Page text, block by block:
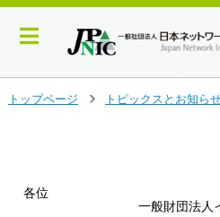
トップページ
トピックスとお知ら
各位
一般財団法人